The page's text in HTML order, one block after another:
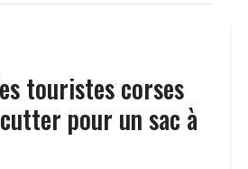
touristes corses
pour un sac à